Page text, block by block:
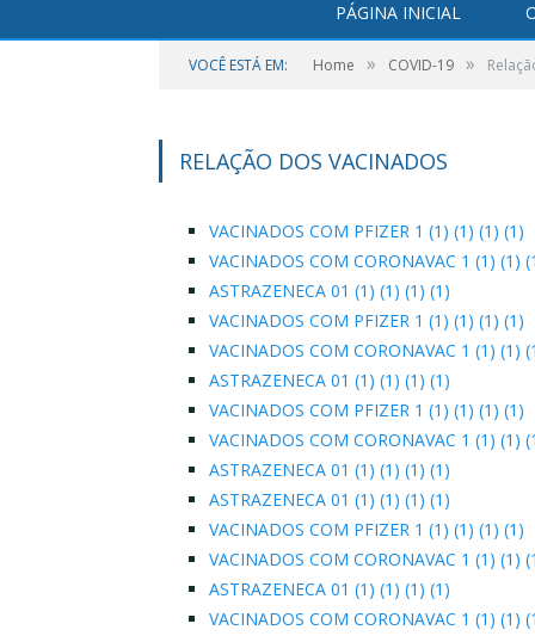
PÁGINA INICIAL
VOCÊ ESTÁ EM: Home » COVID-19 »
RELAÇÃO DOS VACINADOS
VACINADOS COM PFIZER 1 (1) (1) (1) (1)
VACINADOS COM CORONAVAC 1 (1) (1)
ASTRAZENECA 01 (1) (1) (1) (1)
VACINADOS COM PFIZER 1 (1) (1) (1) (1)
VACINADOS COM CORONAVAC 1 (1) (1)
ASTRAZENECA 01 (1) (1) (1) (1)
VACINADOS COM PFIZER 1 (1) (1) (1) (1)
VACINADOS COM CORONAVAC 1 (1) (1)
ASTRAZENECA 01 (1) (1) (1) (1)
ASTRAZENECA 01 (1) (1) (1) (1)
VACINADOS COM PFIZER 1 (1) (1) (1) (1)
VACINADOS COM CORONAVAC 1 (1) (1)
ASTRAZENECA 01 (1) (1) (1) (1)
VACINADOS COM CORONAVAC 1 (1) (1)